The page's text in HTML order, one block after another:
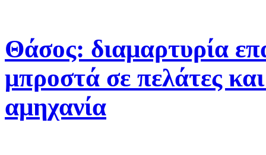
Θάσος: διαμαρτυρία
μπροστά σε πελάτες
αμηχανία